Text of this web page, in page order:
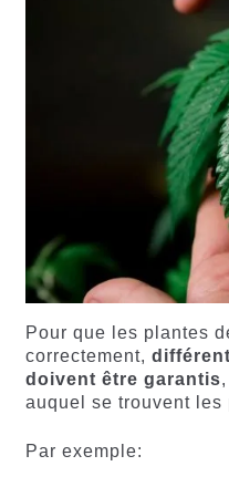
Pour que les plantes
correctement,
doivent être garantis
auquel se trouvent les
Par exemple: